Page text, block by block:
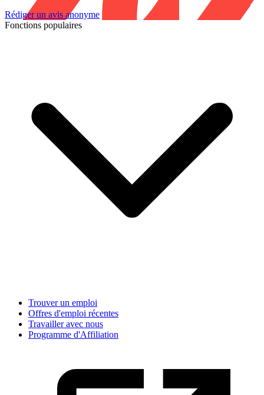
Rédiger un avis anonyme
Fonctions populaires
Trouver un emploi
Offres d'emploi récentes
Travailler avec nous
Programme d'Affiliation